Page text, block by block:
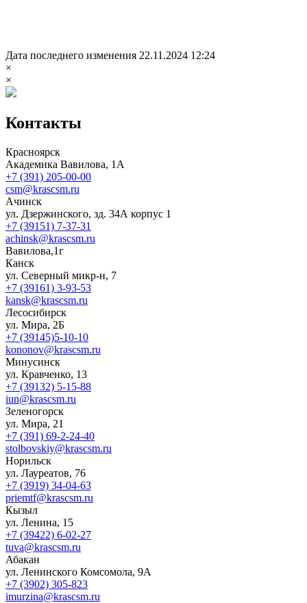
Дата последнего изменения 22.11.2024 12:24
×
×
Контакты
Красноярск
Академика Вавилова, 1А
+7 (391) 205-00-00
csm@krascsm.ru
Ачинск
ул. Дзержинского, зд. 34А корпус 1
+7 (39151) 7-37-31
achinsk@krascsm.ru
Вавилова,1г
Канск
ул. Северный микр-н, 7
+7 (39161) 3-93-53
kansk@krascsm.ru
Лесосибирск
ул. Мира, 2Б
+7 (39145)5-10-10
kononov@krascsm.ru
Минусинск
ул. Кравченко, 13
+7 (39132) 5-15-88
iun@krascsm.ru
Зеленогорск
ул. Мира, 21
+7 (391) 69-2-24-40
stolbovskiy@krascsm.ru
Норильск
ул. Лауреатов, 76
+7 (3919) 34-04-63
priemtf@krascsm.ru
Кызыл
ул. Ленина, 15
+7 (39422) 6-02-27
tuva@krascsm.ru
Абакан
ул. Ленинского Комсомола, 9А
+7 (3902) 305-823
imurzina@krascsm.ru